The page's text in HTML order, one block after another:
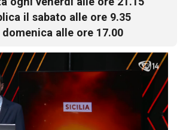
il sabato alle ore 9.35
domenica alle ore 17.00